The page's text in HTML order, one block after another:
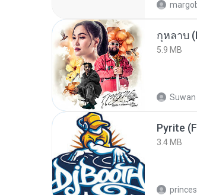
กุหลาบ
5.9 MB
Suwan
Pyrite
3.4 MB